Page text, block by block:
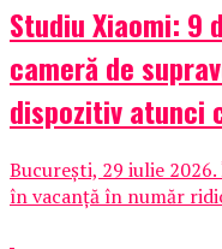
Studiu Xiaomi: 9
cameră de
dispozitiv atunci
București, 29 iulie
în vacanță în număr